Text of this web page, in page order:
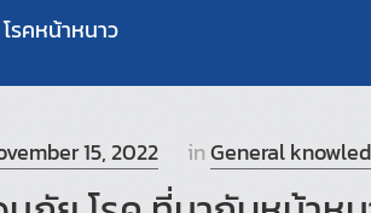
โรคหน้าหนาว
15, 2022 inGeneral